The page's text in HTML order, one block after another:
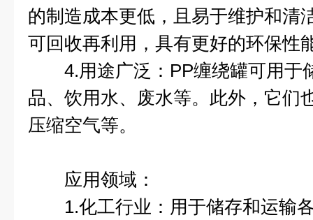
的制造成本更低，且易于维护和清
可回收再利用，具有更好的环保性
4.用途广泛：PP缠绕罐可用于
品、饮用水、废水等。此外，它们
压缩空气等。
应用领域：
1.化工行业：用于储存和运输